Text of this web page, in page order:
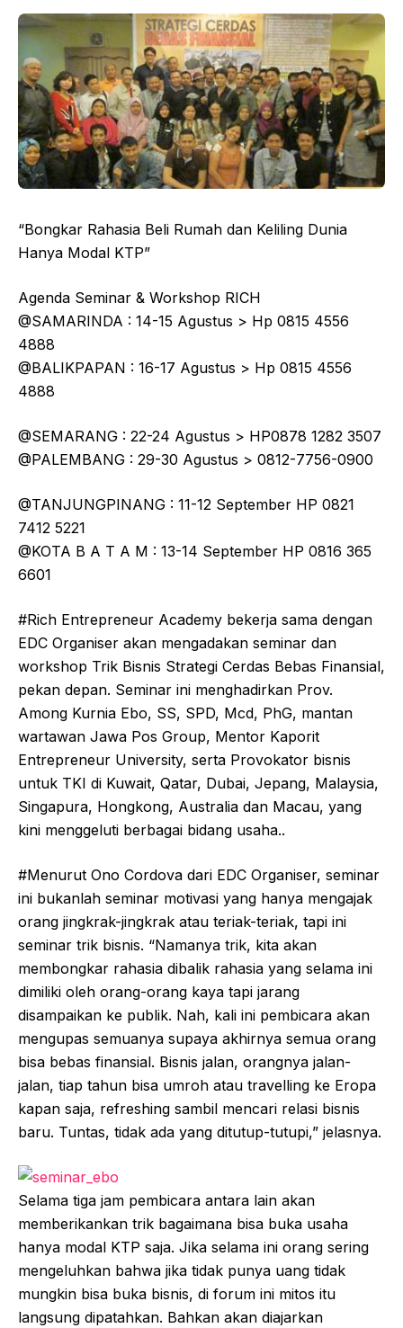
“Bongkar Rahasia Beli Rumah dan Keliling Dunia
Hanya Modal KTP”
Agenda Seminar & Workshop RICH
@SAMARINDA : 14-15 Agustus > Hp 0815 4556
4888
@BALIKPAPAN : 16-17 Agustus > Hp 0815 4556
4888
@SEMARANG : 22-24 Agustus > HP0878 1282 3507
@PALEMBANG : 29-30 Agustus > 0812-7756-0900
@TANJUNGPINANG : 11-12 September HP 0821
7412 5221
@KOTA B A T A M : 13-14 September HP 0816 365
6601
#Rich Entrepreneur Academy bekerja sama dengan
EDC Organiser akan mengadakan seminar dan
workshop Trik Bisnis Strategi Cerdas Bebas Finansial,
pekan depan. Seminar ini menghadirkan Prov.
Among Kurnia Ebo, SS, SPD, Mcd, PhG, mantan
wartawan Jawa Pos Group, Mentor Kaporit
Entrepreneur University, serta Provokator bisnis
untuk TKI di Kuwait, Qatar, Dubai, Jepang, Malaysia,
Singapura, Hongkong, Australia dan Macau, yang
kini menggeluti berbagai bidang usaha..
#Menurut Ono Cordova dari EDC Organiser, seminar
ini bukanlah seminar motivasi yang hanya mengajak
orang jingkrak-jingkrak atau teriak-teriak, tapi ini
seminar trik bisnis. “Namanya trik, kita akan
membongkar rahasia dibalik rahasia yang selama ini
dimiliki oleh orang-orang kaya tapi jarang
disampaikan ke publik. Nah, kali ini pembicara akan
mengupas semuanya supaya akhirnya semua orang
bisa bebas finansial. Bisnis jalan, orangnya jalan-
jalan, tiap tahun bisa umroh atau travelling ke Eropa
kapan saja, refreshing sambil mencari relasi bisnis
baru. Tuntas, tidak ada yang ditutup-tutupi,” jelasnya.
Selama tiga jam pembicara antara lain akan
memberikankan trik bagaimana bisa buka usaha
hanya modal KTP saja. Jika selama ini orang sering
mengeluhkan bahwa jika tidak punya uang tidak
mungkin bisa buka bisnis, di forum ini mitos itu
langsung dipatahkan. Bahkan akan diajarkan